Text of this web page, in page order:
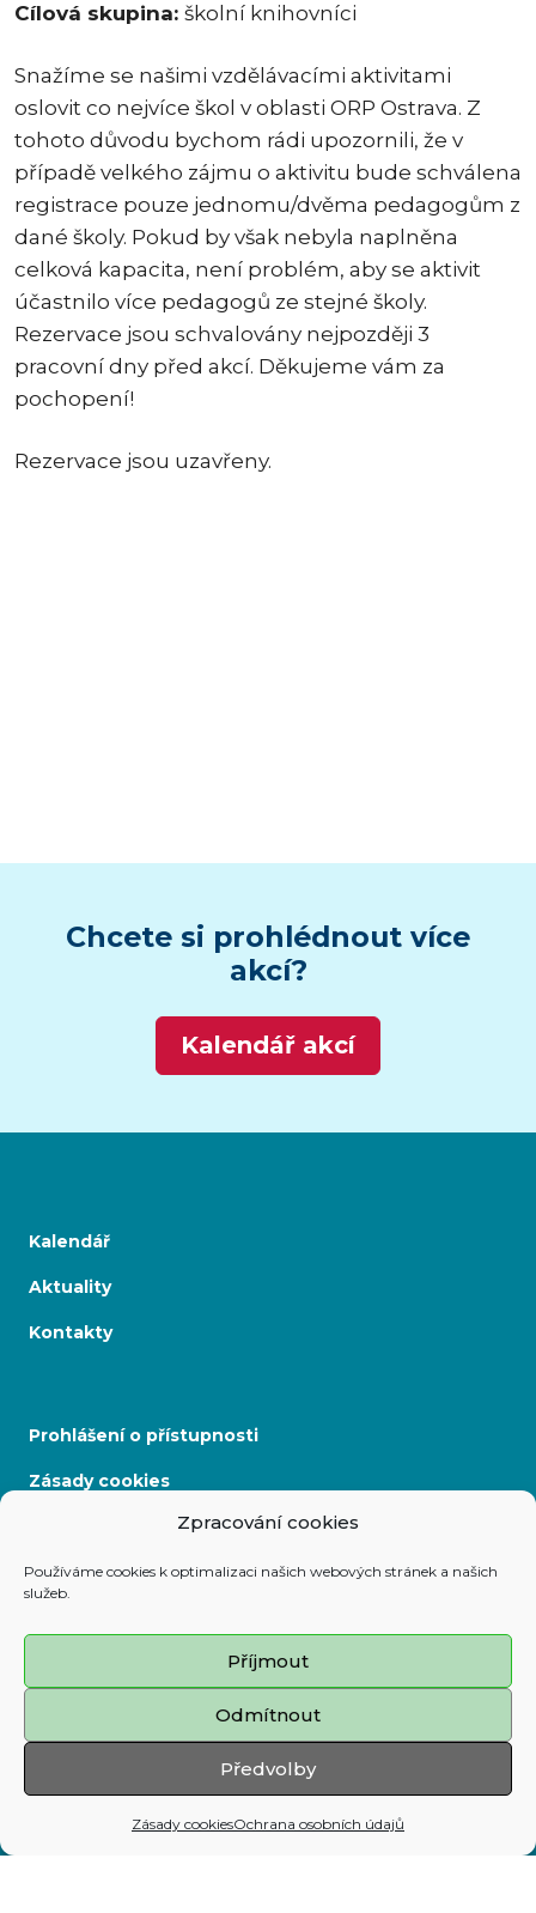
Zpracování cookies
Používáme cookies k optimalizaci našich webových stránek a našich
služeb.
Příjmout
Odmítnout
Předvolby
Zásady cookiesOchrana osobních údajů
Cílová skupina: školní knihovníci
Snažíme se našimi vzdělávacími aktivitami
oslovit co nejvíce škol v oblasti ORP Ostrava. Z
tohoto důvodu bychom rádi upozornili, že v
případě velkého zájmu o aktivitu bude schválena
registrace pouze jednomu/dvěma pedagogům z
dané školy. Pokud by však nebyla naplněna
celková kapacita, není problém, aby se aktivit
účastnilo více pedagogů ze stejné školy.
Rezervace jsou schvalovány nejpozději 3
pracovní dny před akcí. Děkujeme vám za
pochopení!
Rezervace jsou uzavřeny.
Chcete si prohlédnout více
akcí?
Kalendář akcí
Kalendář
Aktuality
Kontakty
Prohlášení o přístupnosti
Zásady cookies
Prokešovo nám. 8, 729 30 Ostrava
Telefon:
map@ostrava.cz